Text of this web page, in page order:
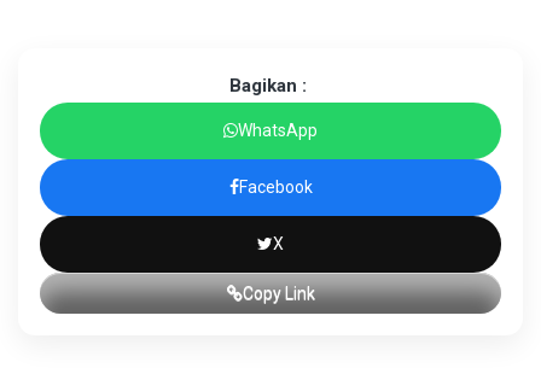
Bagikan :
WhatsApp
Facebook
X
Copy Link